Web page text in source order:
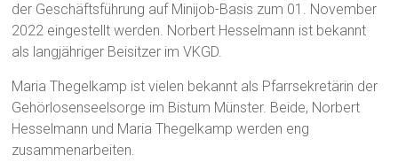
der Geschäftsführung auf Minijob-Basis zum 01. November
2022 eingestellt werden. Norbert Hesselmann ist bekannt
als langjähriger Beisitzer im VKGD.
Maria Thegelkamp ist vielen bekannt als Pfarrsekretärin der
Gehörlosenseelsorge im Bistum Münster. Beide, Norbert
Hesselmann und Maria Thegelkamp werden eng
zusammenarbeiten.